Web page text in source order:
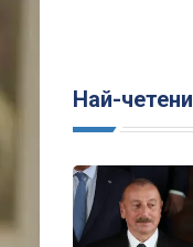
Най-четени